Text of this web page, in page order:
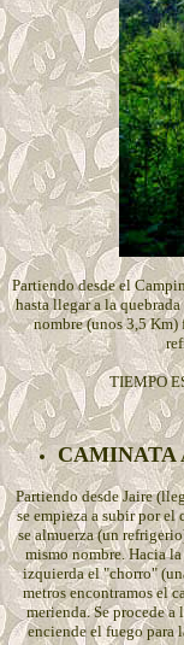
Partiendo desde el
hasta llegar a la
nombre (unos 3,5 Km)
TIEMPO
CAMINATA
Partiendo desde Jaire
se empieza a subir por el
se almuerza (un
mismo nombre. Hacia
izquierda el "chorro"
metros encontramos el
merienda. Se procede
enciende el fuego para